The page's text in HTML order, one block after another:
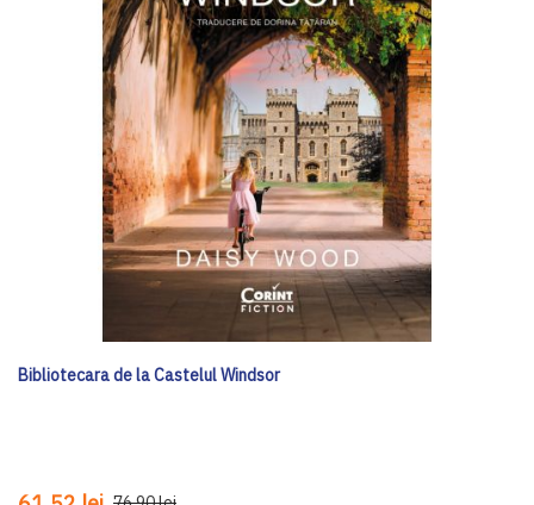
Bibliotecara de la Castelul Windsor